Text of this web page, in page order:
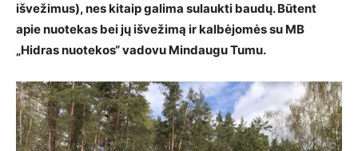
išvežimus), nes kitaip galima sulaukti baudų. Būtent
apie nuotekas bei jų išvežimą ir kalbėjomės su MB
„Hidras nuotekos“ vadovu Mindaugu Tumu.